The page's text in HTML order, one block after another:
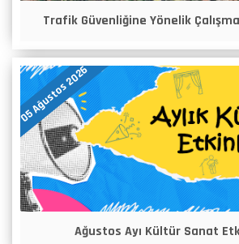
Trafik Güvenliğine Yönelik
05 Ağustos 2026
Ağustos Ayı Kültür Sanat